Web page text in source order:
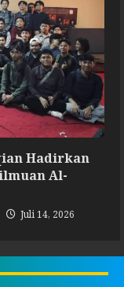
Hadirkan
Al-
Juli 14, 2026